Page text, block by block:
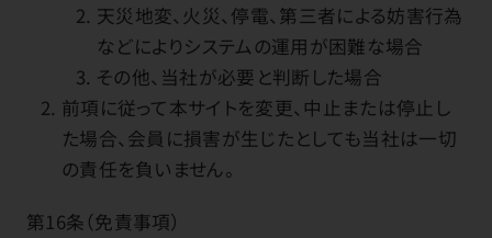
天災地変、火災、停電、第三者による妨害行為
などによりシステムの運用が困難な場合
その他、当社が必要と判断した場合
前項に従って本サイトを変更、中止または停止し
た場合、会員に損害が生じたとしても当社は一切
の責任を負いません。
第16条（免責事項）